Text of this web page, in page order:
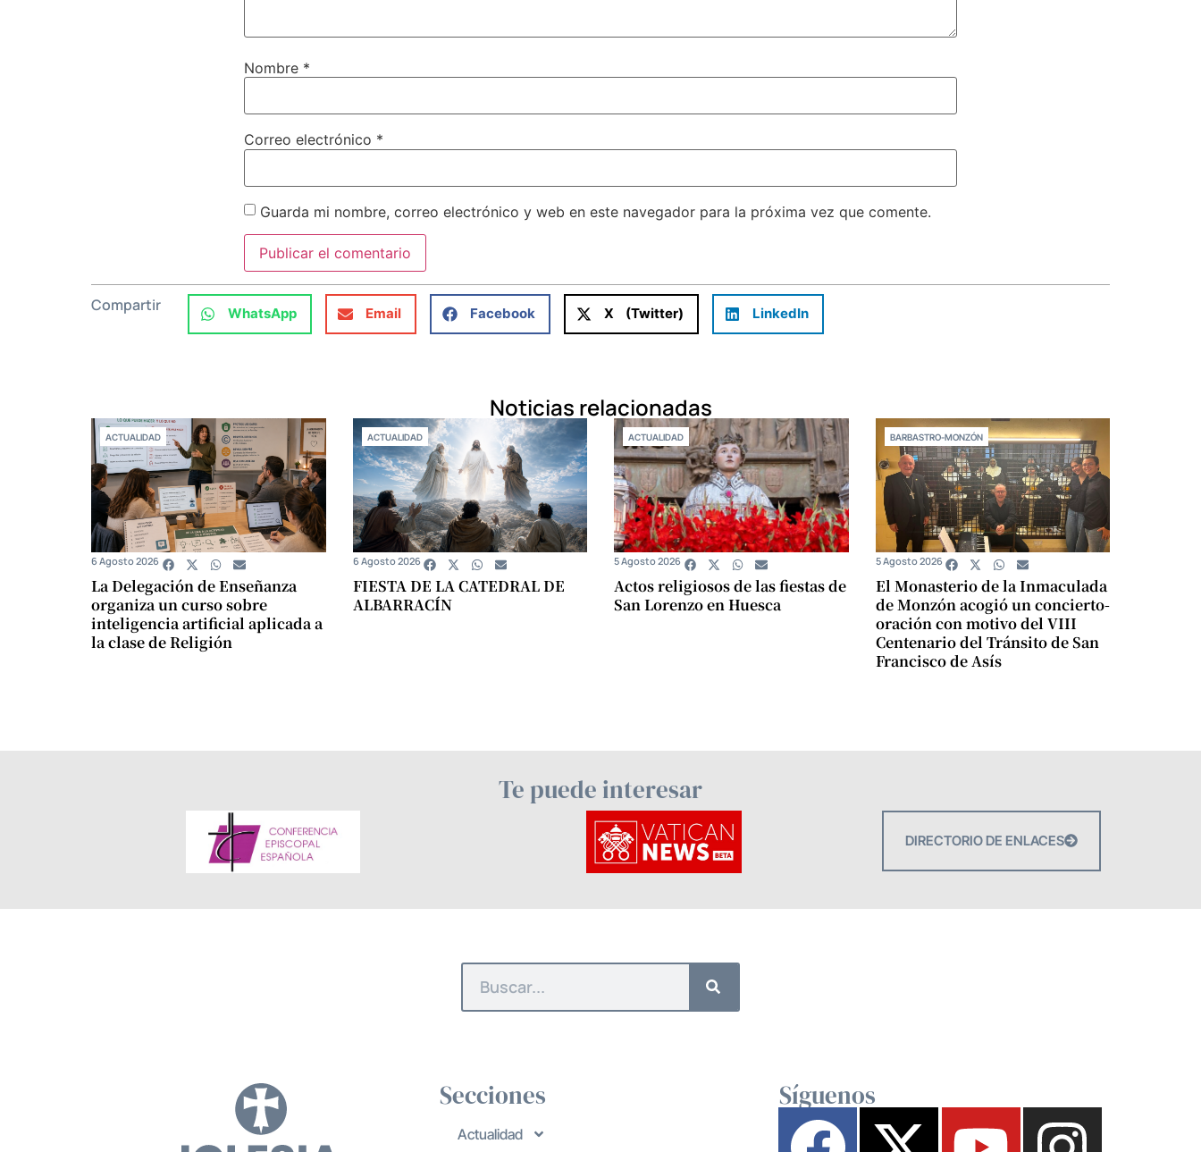
Nombre *
Correo electrónico *
Guarda mi nombre, correo electrónico y web en este navegador para la próxima vez que comente.
Compartir WhatsApp Email Facebook X (Twitter) LinkedIn
Noticias relacionadas
ACTUALIDAD
La Delegación de Enseñanza
organiza un curso sobre
inteligencia artificial aplicada a
la clase de Religión
6 Agosto 2026
ACTUALIDAD
FIESTA DE LA CATEDRAL DE
ALBARRACÍN
6 Agosto 2026
ACTUALIDAD
Actos religiosos de las fiestas de
San Lorenzo en Huesca
5 Agosto 2026
BARBASTRO-MONZÓN
El Monasterio de la Inmaculada
de Monzón acogió un concierto-
oración con motivo del VIII
Centenario del Tránsito de San
Francisco de Asís
5 Agosto 2026
Te puede interesar
DIRECTORIO DE ENLACES
Secciones
Actualidad
Síguenos